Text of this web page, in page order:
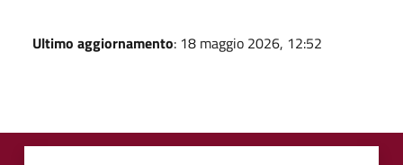
Ultimo aggiornamento: 18 maggio 2026, 12:52